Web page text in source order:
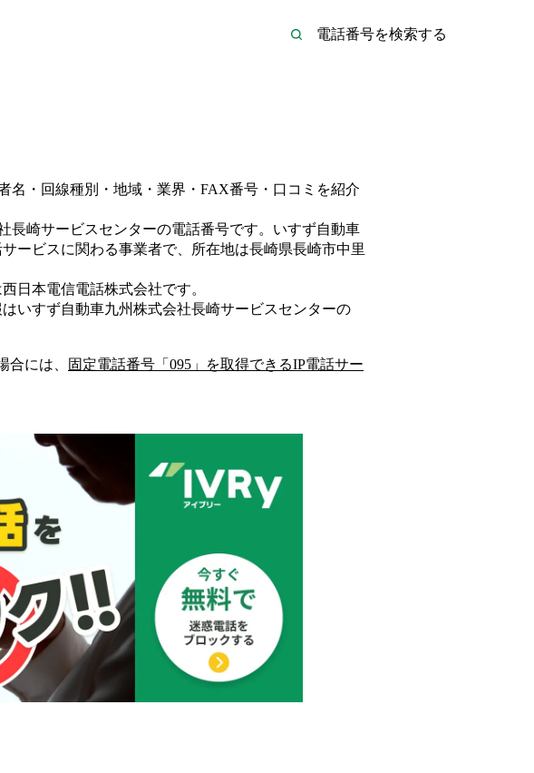
名・回線種別・地域・業界・FAX番号・口コミを紹介
長崎サービスセンターの電話番号です。 いすず自動車
ービスに関わる事業者で、所在地は長崎県長崎市中里
西日本電信電話株式会社です。
いすず自動車九州株式会社長崎サービスセンターの
合には、 固定電話番号「 095 」を取得できるIP電話サー